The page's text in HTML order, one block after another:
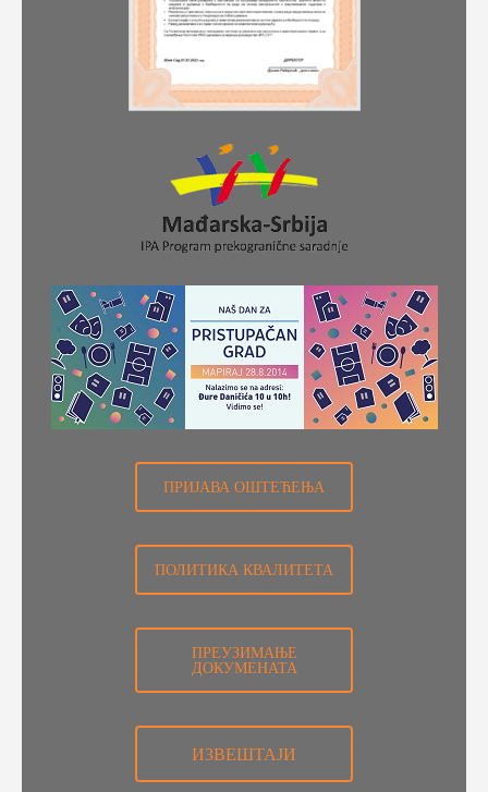
ПРИЈАВА ОШТЕЋЕЊА
ПОЛИТИКА КВАЛИТЕТА
ПРЕУЗИМАЊЕ
ДОКУМЕНАТА
ИЗВЕШТАЈИ